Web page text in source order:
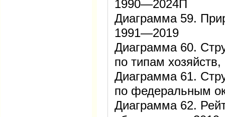
1990—2024П
Диаграмма 59.
1991—2019
Диаграмма 60.
по типам хозяйств,
Диаграмма 61.
по федеральным
Диаграмма 62.